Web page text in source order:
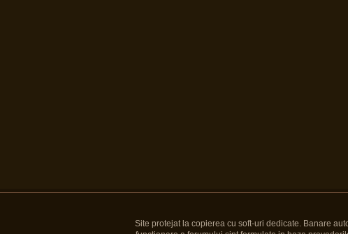
Site protejat la copierea cu soft-uri dedicate. Banare